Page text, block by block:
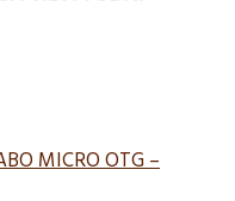
MICRO OTG –